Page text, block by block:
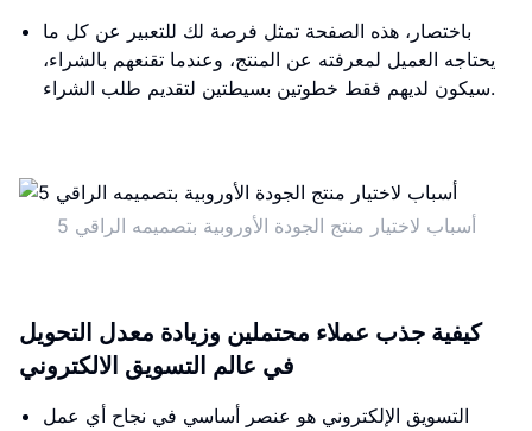
باختصار، هذه الصفحة تمثل فرصة لك للتعبير عن كل ما
يحتاجه العميل لمعرفته عن المنتج، وعندما تقنعهم بالشراء،
سيكون لديهم فقط خطوتين بسيطتين لتقديم طلب الشراء.
5 أسباب لاختيار منتج الجودة الأوروبية بتصميمه الراقي
كيفية جذب عملاء محتملين وزيادة معدل التحويل
في عالم التسويق الالكتروني
التسويق الإلكتروني هو عنصر أساسي في نجاح أي عمل